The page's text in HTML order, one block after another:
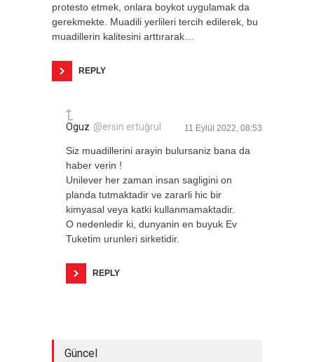
protesto etmek, onlara boykot uygulamak da
gerekmekte. Muadili yerlileri tercih edilerek, bu
muadillerin kalitesini arttırarak…
REPLY
Oguz @ersin ertuğrul 11 Eylül 2022, 08:53
Siz muadillerini arayin bulursaniz bana da
haber verin !
Unilever her zaman insan sagligini on
planda tutmaktadir ve zararli hic bir
kimyasal veya katki kullanmamaktadir.
O nedenledir ki, dunyanin en buyuk Ev
Tuketim urunleri sirketidir.
REPLY
Güncel